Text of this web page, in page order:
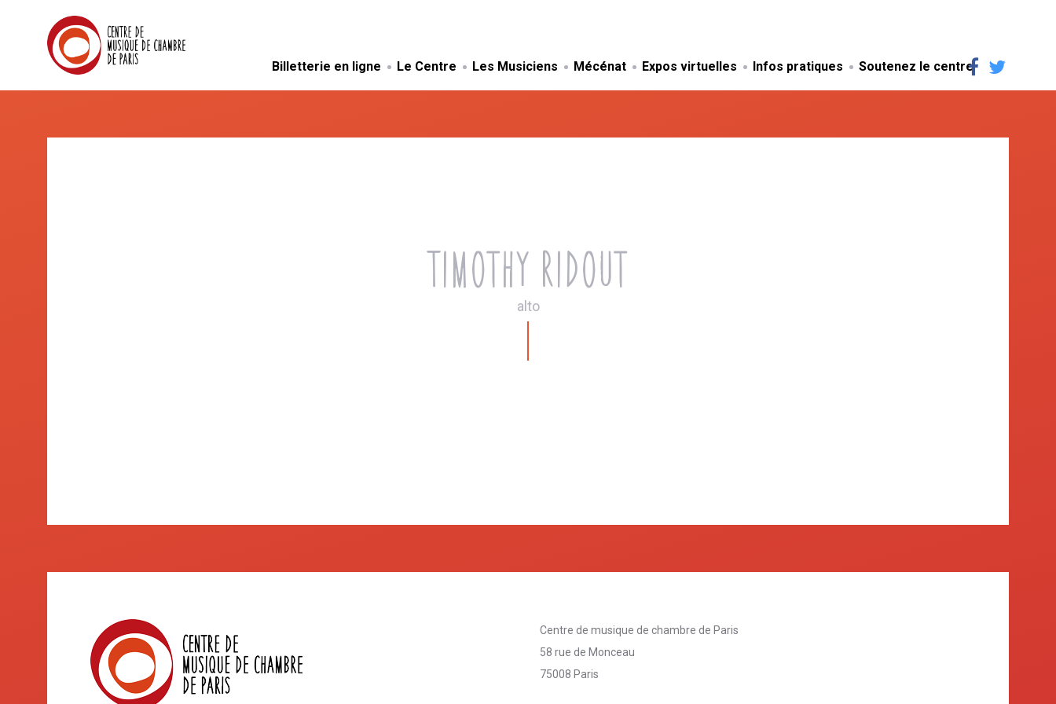
Billetterie en ligne Le Centre Les Musiciens Mécénat Expos virtuelles Infos pratiques Soutenez le centre
Timothy Ridout
alto
Centre de musique de chambre de Paris
58 rue de Monceau
75008 Paris